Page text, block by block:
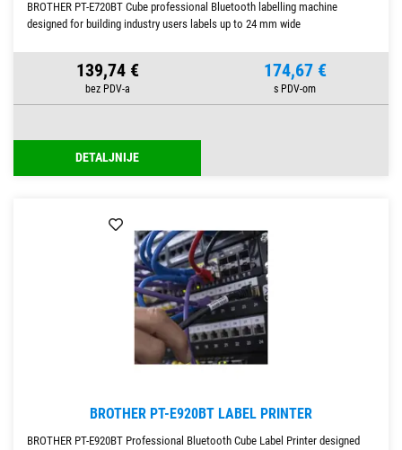
BROTHER PT-E720BT Cube professional Bluetooth labelling machine
designed for building industry users labels up to 24 mm wide
139,74 € 174,67 €
DETALJNIJE
BROTHER PT-E920BT LABEL PRINTER
BROTHER PT-E920BT Professional Bluetooth Cube Label Printer designed